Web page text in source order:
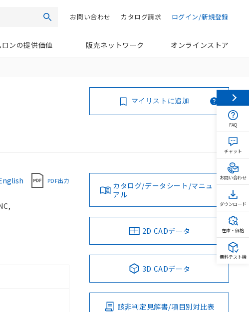
検索 ログイン/新規登録
カタログ請求
お問い合わせ
ロンの提供価値 販売ネットワーク オンラインストア
マイリストに追加
PDF出力
カタログ/データシート/マニュ
アル
2D CADデータ
3D CADデータ
該非判定見解書/項目別対比表
FAQ
チャット
お問い合わせ
ダウンロード
在庫・価格
無料テスト機